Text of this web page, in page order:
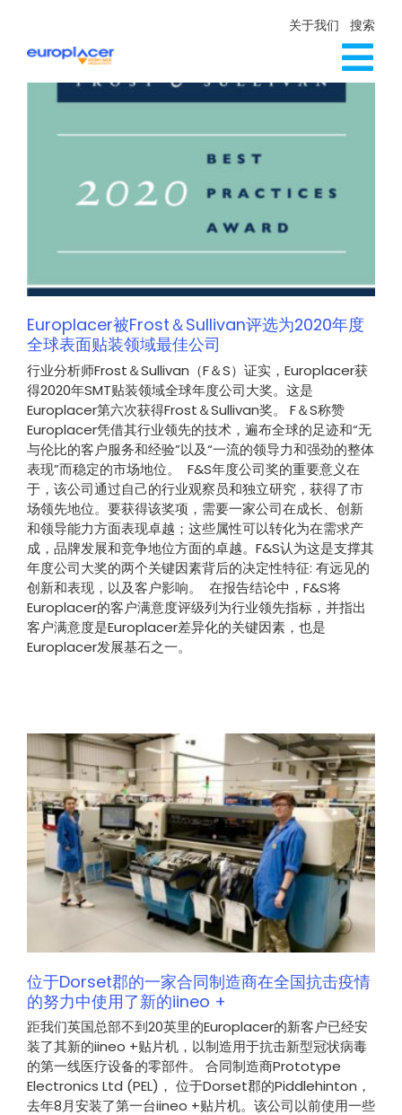
content
关于我们 搜索
生产线解决方案
服务
联系方式
Europlacer被Frost＆Sullivan评选为2020年度
全球表面贴装领域最佳公司
行业分析师Frost＆Sullivan（F＆S）证实，Europlacer获
得2020年SMT贴装领域全球年度公司大奖。这是
Europlacer第六次获得Frost＆Sullivan奖。 F＆S称赞
Europlacer凭借其行业领先的技术，遍布全球的足迹和“无
与伦比的客户服务和经验”以及“一流的领导力和强劲的整体
表现”而稳定的市场地位。 F&S年度公司奖的重要意义在
于，该公司通过自己的行业观察员和独立研究，获得了市
场领先地位。要获得该奖项，需要一家公司在成长、创新
和领导能力方面表现卓越；这些属性可以转化为在需求产
成，品牌发展和竞争地位方面的卓越。F&S认为这是支撑其
年度公司大奖的两个关键因素背后的决定性特征: 有远见的
创新和表现，以及客户影响。 在报告结论中，F&S将
Europlacer的客户满意度评级列为行业领先指标，并指出
客户满意度是Europlacer差异化的关键因素，也是
Europlacer发展基石之一。
位于Dorset郡的一家合同制造商在全国抗击疫情
的努力中使用了新的iineo +
距我们英国总部不到20英里的Europlacer的新客户已经安
装了其新的iineo +贴片机，以制造用于抗击新型冠状病毒
的第一线医疗设备的零部件。 合同制造商Prototype
Electronics Ltd (PEL)， 位于Dorset郡的Piddlehinton，
去年8月安装了第一台iineo +贴片机。该公司以前使用一些